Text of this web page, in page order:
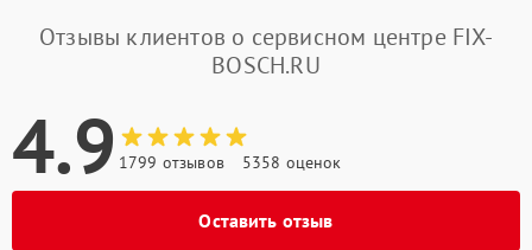
Отзывы клиентов о сервисном центре FIX-
BOSCH.RU
4.9 1799 отзывов 5358 оценок
Оставить отзыв